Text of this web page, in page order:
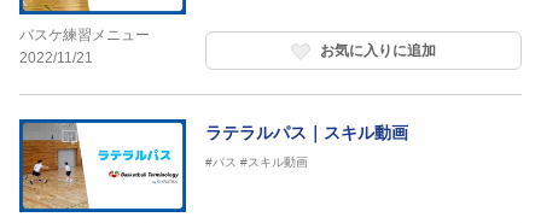
バスケ練習メニュー
2022/11/21
お気に入りに追加
ラテラルパス｜スキル動画
#パス #スキル動画